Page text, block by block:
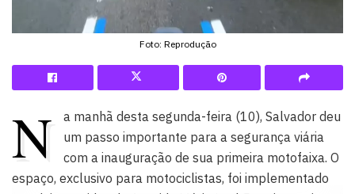
Foto: Reprodução
N
a manhã desta segunda-feira (10), Salvador deu
um passo importante para a segurança viária
com a inauguração de sua primeira motofaixa. O
espaço, exclusivo para motociclistas, foi implementado